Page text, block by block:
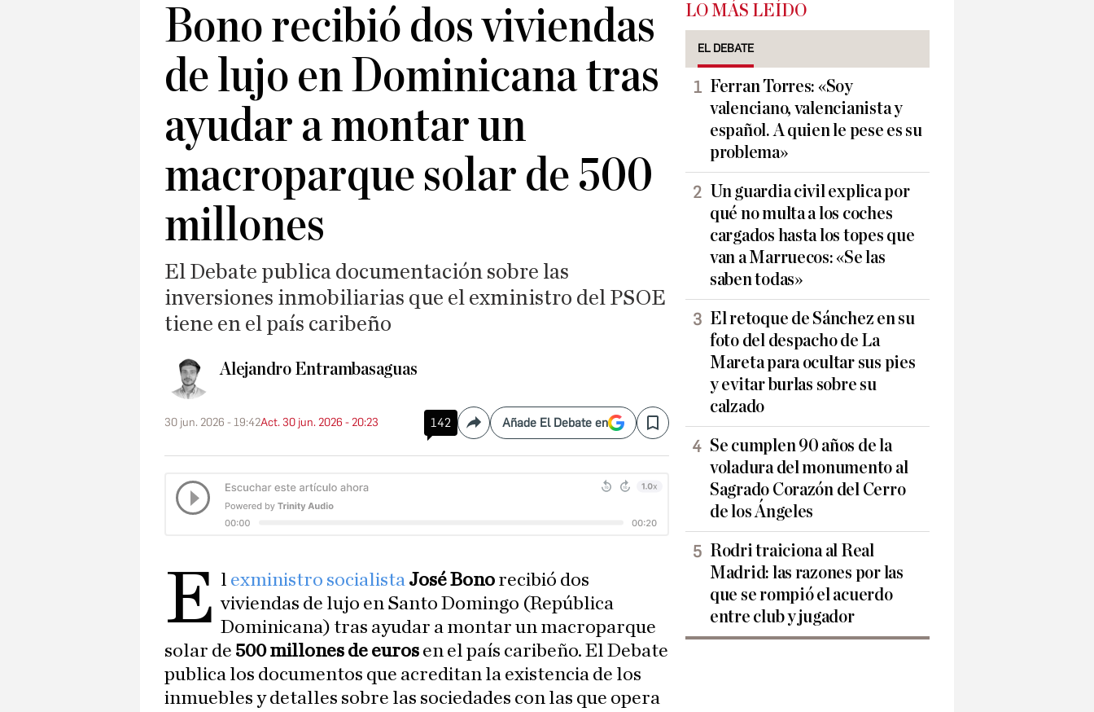
Bono recibió dos viviendas
de lujo en Dominicana tras
ayudar a montar un
macroparque solar de 500
millones
El Debate publica documentación sobre las
inversiones inmobiliarias que el exministro del PSOE
tiene en el país caribeño
Alejandro Entrambasaguas
30 jun. 2026 - 19:42Act. 30 jun. 2026 - 20:23 142 CompartirAñade El Debate en Save
E l exministro socialista José Bono recibió dos
viviendas de lujo en Santo Domingo (República
Dominicana) tras ayudar a montar un macroparque
solar de 500 millones de euros en el país caribeño. El Debate
publica los documentos que acreditan la existencia de los
inmuebles y detalles sobre las sociedades con las que opera
LO MÁS LEÍDO
EL DEBATE
Ferran Torres: «Soy
valenciano, valencianista y
español. A quien le pese es su
problema»
Un guardia civil explica por
qué no multa a los coches
cargados hasta los topes que
van a Marruecos: «Se las
saben todas»
El retoque de Sánchez en su
foto del despacho de La
Mareta para ocultar sus pies
y evitar burlas sobre su
calzado
Se cumplen 90 años de la
voladura del monumento al
Sagrado Corazón del Cerro
de los Ángeles
Rodri traiciona al Real
Madrid: las razones por las
que se rompió el acuerdo
entre club y jugador